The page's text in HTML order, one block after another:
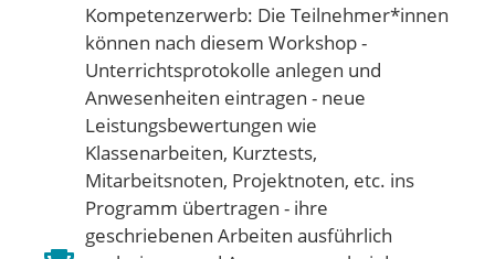
Kompetenzerwerb: Die Teilnehmer*innen
können nach diesem Workshop -
Unterrichtsprotokolle anlegen und
Anwesenheiten eintragen - neue
Leistungsbewertungen wie
Klassenarbeiten, Kurztests,
Mitarbeitsnoten, Projektnoten, etc. ins
Programm übertragen - ihre
geschriebenen Arbeiten ausführlich